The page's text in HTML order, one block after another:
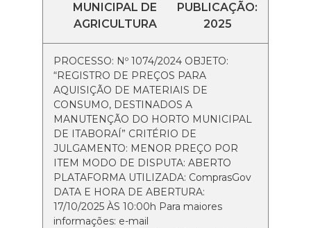
MUNICIPAL DE
AGRICULTURA
PUBLICAÇÃO:
2025
PROCESSO: Nº 1074/2024 OBJETO:
“REGISTRO DE PREÇOS PARA
AQUISIÇÃO DE MATERIAIS DE
CONSUMO, DESTINADOS A
MANUTENÇÃO DO HORTO MUNICIPAL
DE ITABORAÍ” CRITÉRIO DE
JULGAMENTO: MENOR PREÇO POR
ITEM MODO DE DISPUTA: ABERTO
PLATAFORMA UTILIZADA: ComprasGov
DATA E HORA DE ABERTURA:
17/10/2025 ÀS 10:00h Para maiores
informações: e-mail